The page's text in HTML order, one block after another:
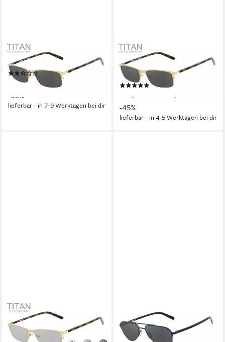
Sonnenbrille HD1016-54032
Gestell aus Titan
149,00 € UVP 310,00 €
-52%
lieferbar - in 7-9 Werktagen bei dir
Sonnenbrille HD1016-54032
polarisierende HLT®
Qualitätsgläser
(1)
-45%
lieferbar - in 4-5 Werktagen bei dir
Sonnenbrille HD1007-55090
polarisierende HLT®
Qualitätsgläser